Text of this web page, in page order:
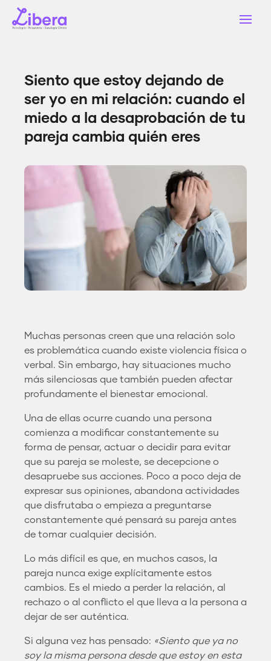
Siento que estoy dejando de
ser yo en mi relación: cuando el
miedo a la desaprobación de tu
pareja cambia quién eres
Muchas personas creen que una relación solo
es problemática cuando existe violencia física o
verbal. Sin embargo, hay situaciones mucho
más silenciosas que también pueden afectar
profundamente el bienestar emocional.
Una de ellas ocurre cuando una persona
comienza a modificar constantemente su
forma de pensar, actuar o decidir para evitar
que su pareja se moleste, se decepcione o
desapruebe sus acciones. Poco a poco deja de
expresar sus opiniones, abandona actividades
que disfrutaba o empieza a preguntarse
constantemente qué pensará su pareja antes
de tomar cualquier decisión.
Lo más difícil es que, en muchos casos, la
pareja nunca exige explícitamente estos
cambios. Es el miedo a perder la relación, al
rechazo o al conflicto el que lleva a la persona a
dejar de ser auténtica.
Si alguna vez has pensado: «Siento que ya no
soy la misma persona desde que estoy en esta